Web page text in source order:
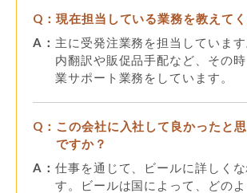
Q： 現在担当している業務を教えてく
A： 主に受発注業務を担当していま
内翻訳や販促品手配など、その
業サポート業務をしています。
Q： この会社に入社して良かったと
ですか？
A： 仕事を通じて、ビールに詳しく
す。ビールは国によって、どの